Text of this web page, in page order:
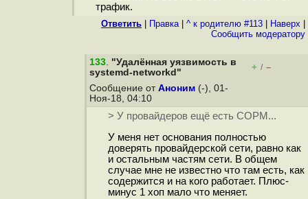
трафик.
Ответить Правка| ^ к родителю #113 Наверх
Cообщить модератору
133. "Удалённая уязвимость в
systemd-networkd"
+ / –
Сообщение от Аноним (-), 01-
Ноя-18, 04:10
> У провайдеров ещё есть СОРМ...
У меня нет основания полностью
доверять провайдерской сети, равно как
и остальным частям сети. В общем
случае мне не известно что там есть, как
содержится и на кого работает. Плюс-
минус 1 хоп мало что меняет.